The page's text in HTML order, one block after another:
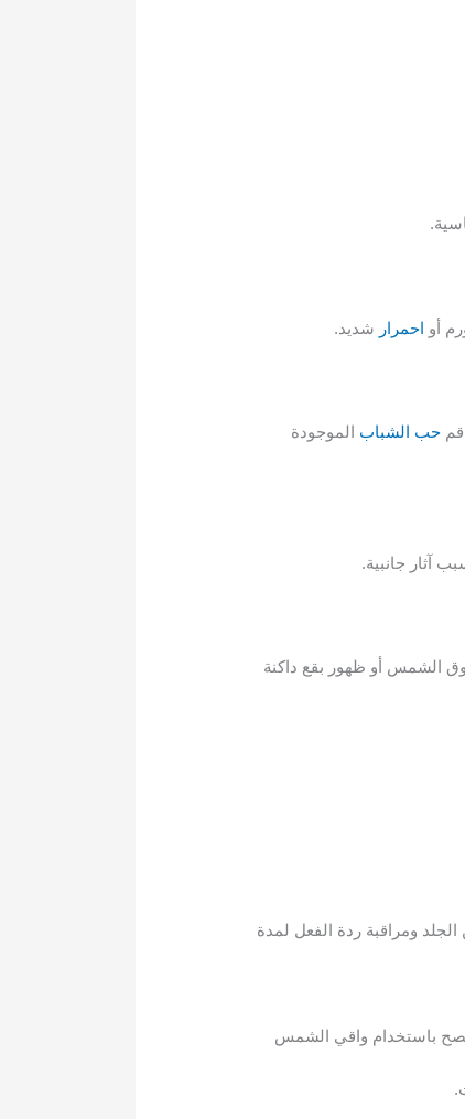
أو احمرار شديد.
حب الشباب الموجودة
آثار جانبية.
الشمس أو ظهور بقع داكنة
ومراقبة ردة الفعل لمدة
باستخدام واقي الشمس